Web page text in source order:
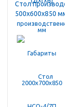
Стол
500х600х850